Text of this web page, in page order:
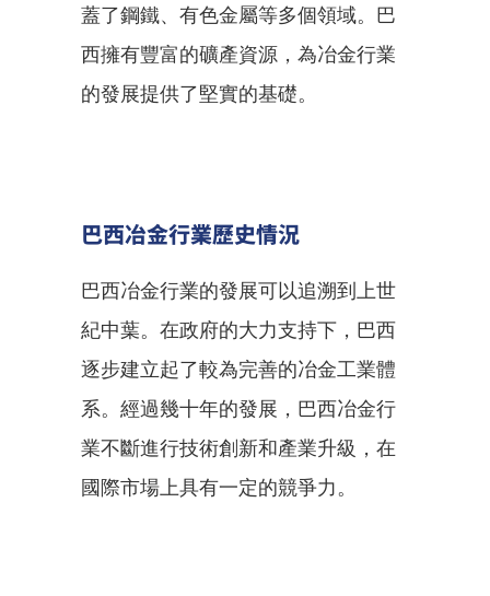
蓋了鋼鐵、有色金屬等多個領域。巴
西擁有豐富的礦產資源，為冶金行業
的發展提供了堅實的基礎。
巴西冶金行業歷史情況
巴西冶金行業的發展可以追溯到上世
紀中葉。在政府的大力支持下，巴西
逐步建立起了較為完善的冶金工業體
系。經過幾十年的發展，巴西冶金行
業不斷進行技術創新和產業升級，在
國際市場上具有一定的競爭力。